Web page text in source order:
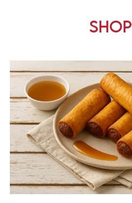
Shop